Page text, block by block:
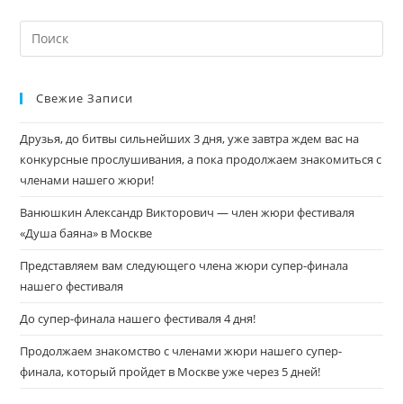
Свежие Записи
Друзья, до битвы сильнейших 3 дня, уже завтра ждем вас на
конкурсные прослушивания, а пока продолжаем знакомиться с
членами нашего жюри!
Ванюшкин Александр Викторович — член жюри фестиваля
«Душа баяна» в Москве
Представляем вам следующего члена жюри супер-финала
нашего фестиваля
До супер-финала нашего фестиваля 4 дня!
Продолжаем знакомство с членами жюри нашего супер-
финала, который пройдет в Москве уже через 5 дней!